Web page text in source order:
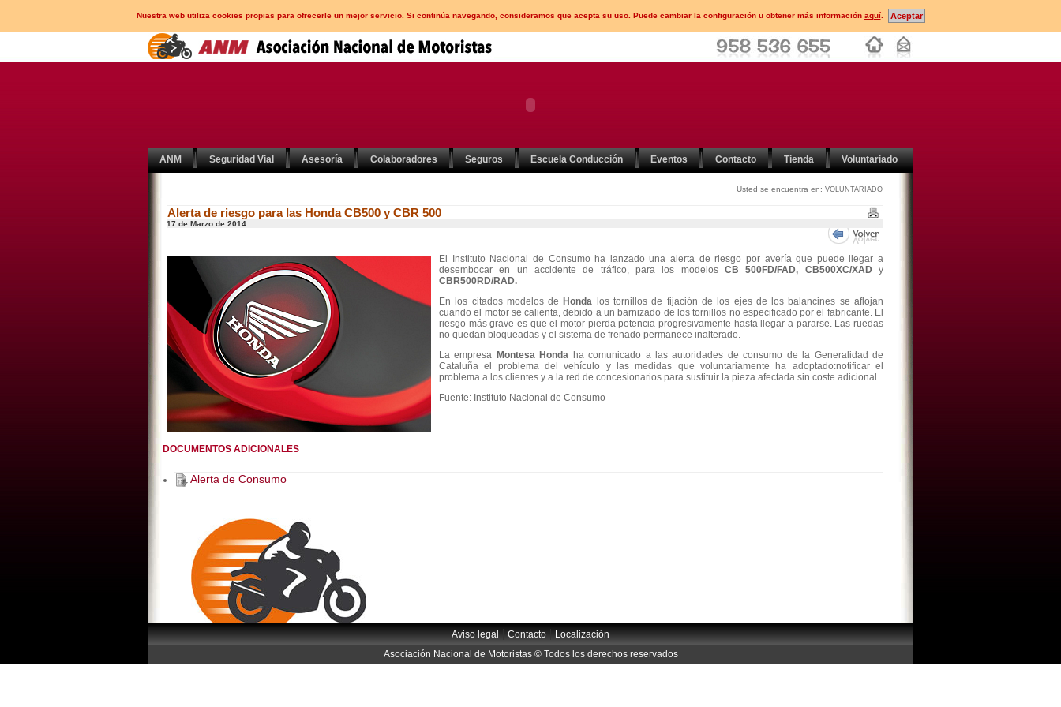
Nuestra web utiliza cookies propias para ofrecerle un mejor servicio. Si continúa navegando, consideramos que acepta su uso. Puede cambiar la configuración u obtener más información aquí.
ANM Seguridad Vial Asesoría Colaboradores Seguros Escuela Conducción Eventos Contacto Tienda Voluntariado
Usted se encuentra en: VOLUNTARIADO
Alerta de riesgo para las Honda CB500 y CBR 500
17 de Marzo de 2014
El Instituto Nacional de Consumo ha lanzado una alerta de riesgo por avería que puede llegar a
desembocar en un accidente de tráfico, para los modelos CB 500FD/FAD, CB500XC/XAD y
CBR500RD/RAD.
En los citados modelos de Honda
los tornillos de fijación de los ejes de los balancines se aflojan
cuando el motor se calienta, debido a un barnizado de los tornillos no especificado por el fabricante. El
riesgo más grave es que el motor pierda potencia progresivamente hasta llegar a pararse. Las ruedas
no quedan bloqueadas y el sistema de frenado permanece inalterado.
La empresa Montesa Honda ha comunicado a las autoridades de consumo de la Generalidad de
Cataluña el problema del vehículo y las medidas que voluntariamente ha adoptado:notificar el
problema a los clientes y a la red de concesionarios para sustituir la pieza afectada sin coste adicional.
Fuente: Instituto Nacional de Consumo
DOCUMENTOS ADICIONALES
Alerta de Consumo
Aviso legal|Contacto|Localización
Asociación Nacional de Motoristas © Todos los derechos reservados